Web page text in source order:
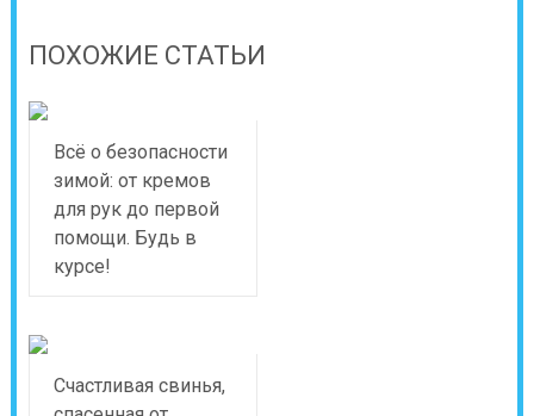
ПОХОЖИЕ СТАТЬИ
Всё о безопасности
зимой: от кремов
для рук до первой
помощи. Будь в
курсе!
Счастливая свинья,